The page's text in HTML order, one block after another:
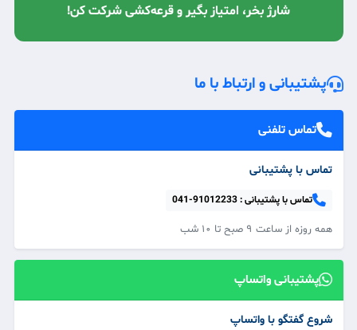
شارژ بخر، امتیاز بگیر و قرعه‌کشی شرکت کن!
پشتیبانی و ارتباط با ما
تماس تلفنی
تماس با پشتیبانی
تماس با پشتیبانی :041-91012233
همه‌ روزه از ساعت ۹ صبح تا ۱۰ شب
پشتیبانی واتساپ
شروع گفتگو با واتساپ